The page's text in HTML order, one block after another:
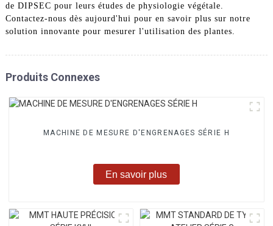
de DIPSEC pour leurs études de physiologie végétale.
Contactez-nous dès aujourd'hui pour en savoir plus sur notre
solution innovante pour mesurer l'utilisation des plantes.
Produits Connexes
MACHINE DE MESURE D'ENGRENAGES SÉRIE H
En savoir plus